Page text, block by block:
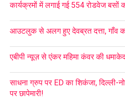
कार्यक्रमों में लगाई गई 554 रोडवेज
आउटलुक से अलग हुए देवब्रत दत्ता,
एबीपी न्यूज़ से एंकर महिमा कंवर की
साधना ग्रुप पर ED का शिकंजा, दिल्ली-
पर छापेमारी!